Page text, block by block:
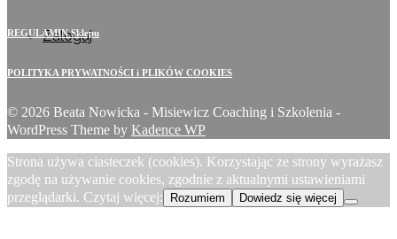
Zaloguj
REGULAMIN Sklepu
POLITYKA PRYWATNOŚCI i PLIKÓW COOKIES
© 2026 Beata Nowicka - Misiewicz Coaching i Szkolenia -
WordPress Theme by Kadence WP
Strona używa ciasteczek (cookies). Korzystając ze strony wyrażasz
zgodę na używanie cookies, zgodnie z aktualnymi ustawieniami
przeglądarki. Czytaj więcej:
Rozumiem Dowiedz się więcej